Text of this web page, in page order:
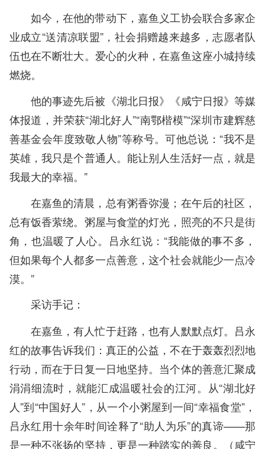
如今，在他的带动下，嘉鱼义工协会联合多家企
业成立“送清凉联盟”，社会捐赠越来越多，志愿者队
伍也在不断壮大。爱心的火种，在嘉鱼这座小城持续
燃烧。
他的事迹先后被《湖北日报》《咸宁日报》等媒
体报道，并荣获“湖北好人”“南鄂楷模”“深圳市建辉慈
善基金会年度致敬人物”等称号。可他总说：“我不是
英雄，我只是个普通人。能让别人生活好一点，就是
我最大的幸福。”
在嘉鱼的清晨，总有粥香弥漫；在午后的社区，
总有饭香萦绕。粥屋与食堂的灯光，照亮的不只是街
角，也温暖了人心。吕永红说：“我能做的事不多，
但如果每个人都多一点善意，这个社会就能少一点冷
漠。”
采访手记：
在嘉鱼，有人忙于赶路，也有人默默点灯。吕永
红的故事告诉我们：真正的公益，不在于轰轰烈烈地
行动，而在于日复一日地坚持。当个体的善意汇聚成
涓涓细流时，就能汇成温暖社会的江河。从“湖北好
人”到“中国好人”，从一个小粥屋到一间“幸福食堂”，
吕永红用十余年时间诠释了“助人为乐”的真谛——那
是一种不张扬的坚持，更是一种踏实的善良。（咸宁